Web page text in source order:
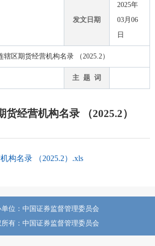
发文日期
2025年
03月06
日
辖区期货经营机构名录 （2025.2）
主 题 词
货经营机构名录 （2025.2）
构名录 （2025.2）.xls
单位：中国证券监督管理委员会
所有：中国证券监督管理委员会